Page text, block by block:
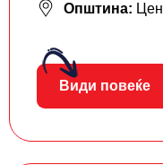
Општина:
Види повеќе